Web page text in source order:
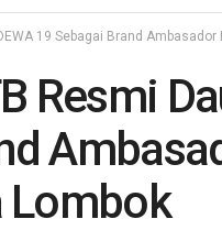
19 Sebagai Brand
Resmi
Lombok